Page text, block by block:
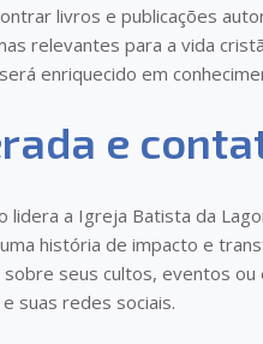
livros e publicações
relevantes para a vida
enriquecido em
e
lidera a Igreja Batista da
história de impacto e
seus cultos, eventos
suas redes sociais.